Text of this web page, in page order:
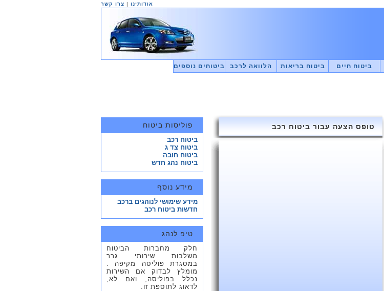
אודותינו | צרו קשר
ביטוח חיים ביטוח בריאות הלוואה לרכב
ביטוחים נוספים
טופס הצעה עבור ביטוח רכב פוליסות ביטוח
ביטוח רכב
ביטוח צד ג
ביטוח חובה
ביטוח נהג חדש
מידע נוסף
מידע שימושי לנוהגים ברכב
חדשות ביטוח רכב
טיפ לנהג
חלק מחברות הביטוח
משלבות שירותי גרר
במסגרת פוליסה מקיפה .
מומלץ לבדוק אם השירות
נכלל בפוליסה, ואם לא,
לדאוג לתוספת זו.